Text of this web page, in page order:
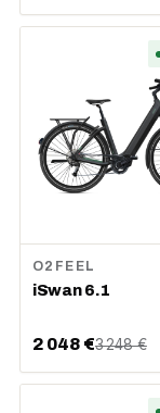
O2FEEL
iSwan 6.1
2 048 €3 248 €